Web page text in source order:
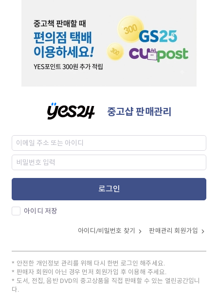
중고샵 판매관리
로그인
아이디 저장
아이디/비밀번호 찾기 판매관리 회원가입
안전한 개인정보 관리를 위해 다시 한번 로그인 해주세요.
판매자 회원이 아닌 경우 먼저 회원가입 후 이용해 주세요.
도서, 전집, 음반 DVD의 중고상품을 직접 판매할 수 있는 열린공간입니
다.